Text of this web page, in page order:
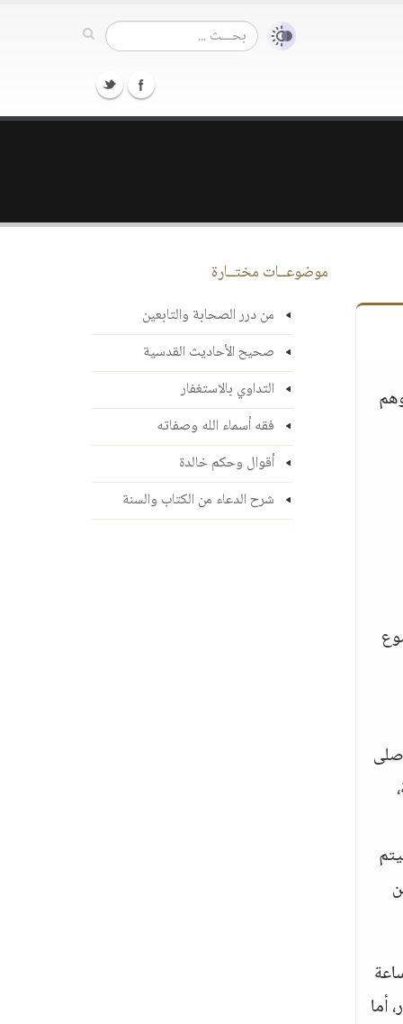
صلى
أما
موضوعــات مختــارة
من درر الصحابة والتابعين
صحيح الأحاديث القدسية
التداوي بالاستغفار
فقه أسماء الله وصفاته
أقوال وحكم خالدة
شرح الدعاء من الكتاب والسنة